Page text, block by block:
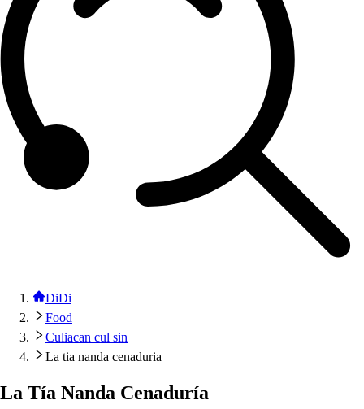
DiDi
Food
Culiacan cul sin
La tia nanda cenaduria
La Tía Nanda Cenaduría